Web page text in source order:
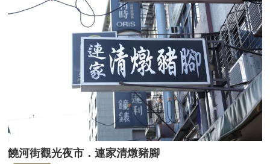
饒河街觀光夜市．連家清燉豬腳